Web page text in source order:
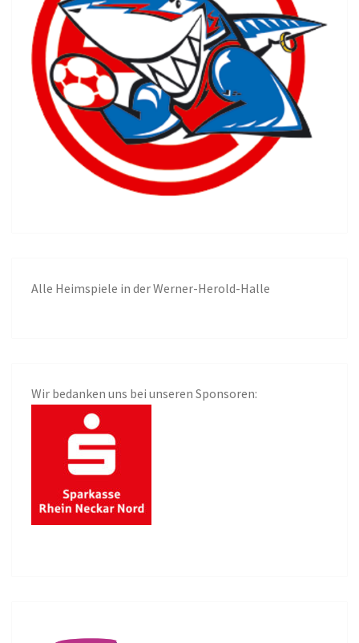
Alle Heimspiele in der Werner-Herold-Halle
Wir bedanken uns bei unseren Sponsoren: